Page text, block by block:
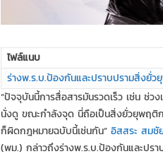
ไฟล์แนบ
ร่างพ.ร.บ.ป้องกันและปราบปรามสิ่งยั่
“ปัจจุบันนี้การสื่อสารมันรวดเร็ว เช่น ช่
นั่งดู ขณะกำลังจุด นี่ถือเป็นสิ่งยั่วยุพฤติก
ก็ผิดกฎหมายฉบับนี้เช่นกัน” อิสสระ สมชั
(พม.) กล่าวถึงร่างพ.ร.บ.ป้องกันและปร